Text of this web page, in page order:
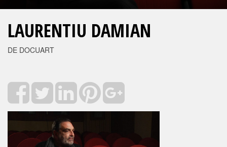
LAURENTIU DAMIAN
DE DOCUART